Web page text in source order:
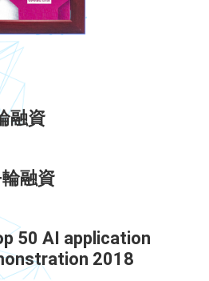
融資
融資
50 AI application
2018